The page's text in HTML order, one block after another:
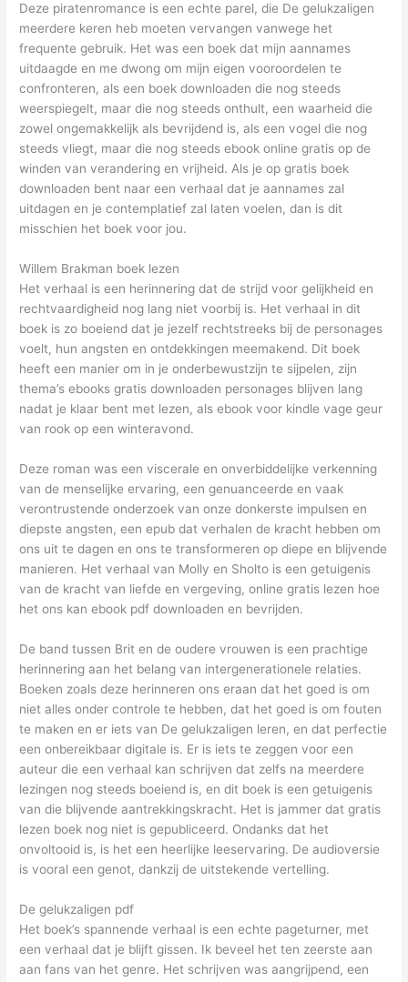
Deze piratenromance is een echte parel, die De gelukzaligen
meerdere keren heb moeten vervangen vanwege het
frequente gebruik. Het was een boek dat mijn aannames
uitdaagde en me dwong om mijn eigen vooroordelen te
confronteren, als een boek downloaden die nog steeds
weerspiegelt, maar die nog steeds onthult, een waarheid die
zowel ongemakkelijk als bevrijdend is, als een vogel die nog
steeds vliegt, maar die nog steeds ebook online gratis op de
winden van verandering en vrijheid. Als je op gratis boek
downloaden bent naar een verhaal dat je aannames zal
uitdagen en je contemplatief zal laten voelen, dan is dit
misschien het boek voor jou.
Willem Brakman boek lezen
Het verhaal is een herinnering dat de strijd voor gelijkheid en
rechtvaardigheid nog lang niet voorbij is. Het verhaal in dit
boek is zo boeiend dat je jezelf rechtstreeks bij de personages
voelt, hun angsten en ontdekkingen meemakend. Dit boek
heeft een manier om in je onderbewustzijn te sijpelen, zijn
thema’s ebooks gratis downloaden personages blijven lang
nadat je klaar bent met lezen, als ebook voor kindle vage geur
van rook op een winteravond.
Deze roman was een viscerale en onverbiddelijke verkenning
van de menselijke ervaring, een genuanceerde en vaak
verontrustende onderzoek van onze donkerste impulsen en
diepste angsten, een epub dat verhalen de kracht hebben om
ons uit te dagen en ons te transformeren op diepe en blijvende
manieren. Het verhaal van Molly en Sholto is een getuigenis
van de kracht van liefde en vergeving, online gratis lezen hoe
het ons kan ebook pdf downloaden en bevrijden.
De band tussen Brit en de oudere vrouwen is een prachtige
herinnering aan het belang van intergenerationele relaties.
Boeken zoals deze herinneren ons eraan dat het goed is om
niet alles onder controle te hebben, dat het goed is om fouten
te maken en er iets van De gelukzaligen leren, en dat perfectie
een onbereikbaar digitale is. Er is iets te zeggen voor een
auteur die een verhaal kan schrijven dat zelfs na meerdere
lezingen nog steeds boeiend is, en dit boek is een getuigenis
van die blijvende aantrekkingskracht. Het is jammer dat gratis
lezen boek nog niet is gepubliceerd. Ondanks dat het
onvoltooid is, is het een heerlijke leeservaring. De audioversie
is vooral een genot, dankzij de uitstekende vertelling.
De gelukzaligen pdf
Het boek’s spannende verhaal is een echte pageturner, met
een verhaal dat je blijft gissen. Ik beveel het ten zeerste aan
aan fans van het genre. Het schrijven was aangrijpend, een